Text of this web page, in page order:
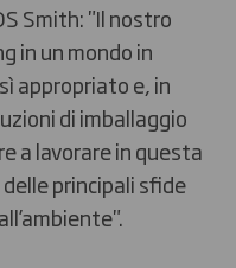
Smith: "Il nostro
in un mondo in
appropriato e, in
di imballaggio
a lavorare in questa
principali sfide